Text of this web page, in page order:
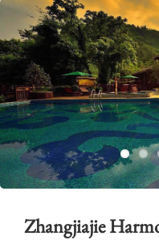
Zhangjiajie